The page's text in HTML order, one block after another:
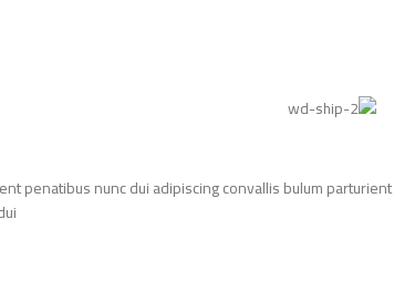
penatibus nunc dui adipiscing convallis bulum